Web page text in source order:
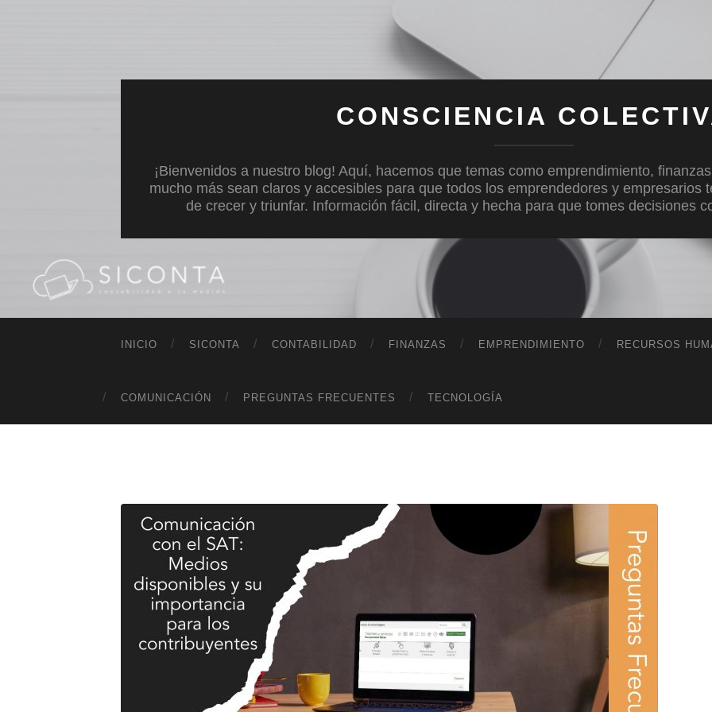
CONSCIENCIA
¡Bienvenidos a nuestro blog! Aquí, hacemos que temas como emprendimiento,
mucho más sean claros y accesibles para que todos los emprendedores y empresarios
de crecer y triunfar. Información fácil, directa y hecha para que tomes decisiones
INICIO SICONTA CONTABILIDAD FINANZAS EMPRENDIMIENTO RECURSOS
COMUNICACIÓN PREGUNTAS FRECUENTES TECNOLOGÍA